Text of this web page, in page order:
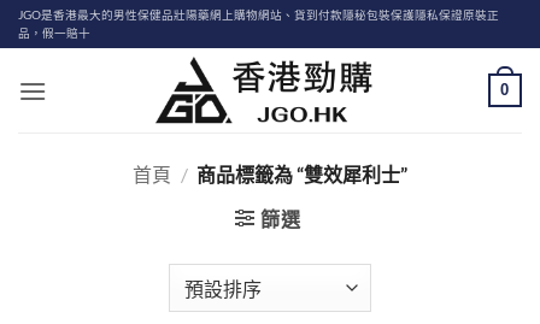
Skip
to
JGO是香港最大的男性保健品壯陽藥網上購物網站、貨到付款隱秘包裝保護隱私保證原裝正
品，假一賠十
0
首頁 / 商品標籤為 “雙效犀利士”
篩選